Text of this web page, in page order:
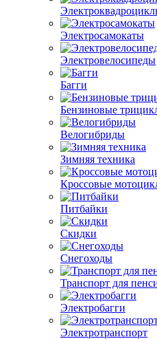
Электросамокаты
Электровелосипеды
Багги
Бензиновые
Велогибриды
Зимняя техника
Кроссовые
Питбайки
Скидки
Снегоходы
Транспорт для
Электробагги
Электротранспорт